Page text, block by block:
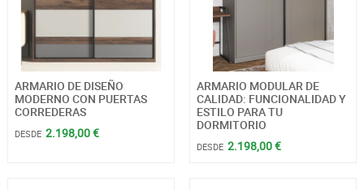
ARMARIO DE DISEÑO
MODERNO CON PUERTAS
CORREDERAS
DESDE 2.198,00 €
ARMARIO MODULAR DE
CALIDAD: FUNCIONALIDAD Y
ESTILO PARA TU
DORMITORIO
DESDE 2.198,00 €